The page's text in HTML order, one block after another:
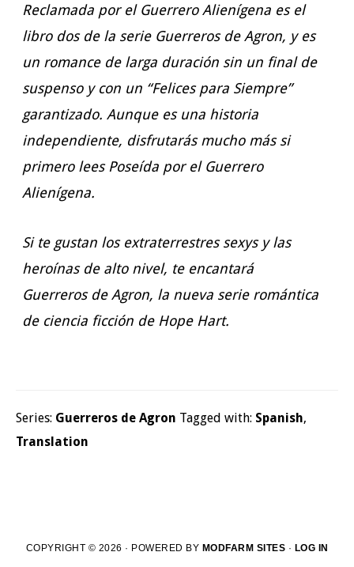
Reclamada por el Guerrero Alienígena es el
libro dos de la serie Guerreros de Agron, y es
un romance de larga duración sin un final de
suspenso y con un “Felices para Siempre”
garantizado. Aunque es una historia
independiente, disfrutarás mucho más si
primero lees Poseída por el Guerrero
Alienígena.
Si te gustan los extraterrestres sexys y las
heroínas de alto nivel, te encantará
Guerreros de Agron, la nueva serie romántica
de ciencia ficción de Hope Hart.
Series: Guerreros de Agron Tagged with: Spanish,
Translation
COPYRIGHT © 2026 · POWERED BY MODFARM SITES · LOG IN